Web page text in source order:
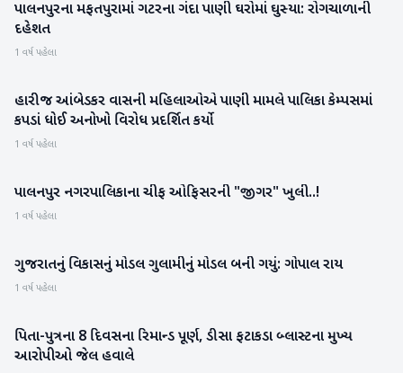
બનાસકાંઠા
પાલનપુરના મફતપુરામાં ગટરના ગંદા પાણી ઘરોમાં ઘુસ્યા: રોગચાળાની
દહેશત
1 વર્ષ પહેલા
પાટણ
હારીજ આંબેડકર વાસની મહિલાઓએ પાણી મામલે પાલિકા કેમ્પસમાં
કપડાં ધોઈ અનોખો વિરોધ પ્રદર્શિત કર્યો
1 વર્ષ પહેલા
બનાસકાંઠા
પાલનપુર નગરપાલિકાના ચીફ ઓફિસરની "જીગર" ખુલી..!
1 વર્ષ પહેલા
ગુજરાત
ગુજરાતનું વિકાસનું મોડલ ગુલામીનું મોડલ બની ગયું: ગોપાલ રાય
1 વર્ષ પહેલા
બનાસકાંઠા
પિતા-પુત્રના 8 દિવસના રિમાન્ડ પૂર્ણ, ડીસા ફટાકડા બ્લાસ્ટના મુખ્ય
આરોપીઓ જેલ હવાલે